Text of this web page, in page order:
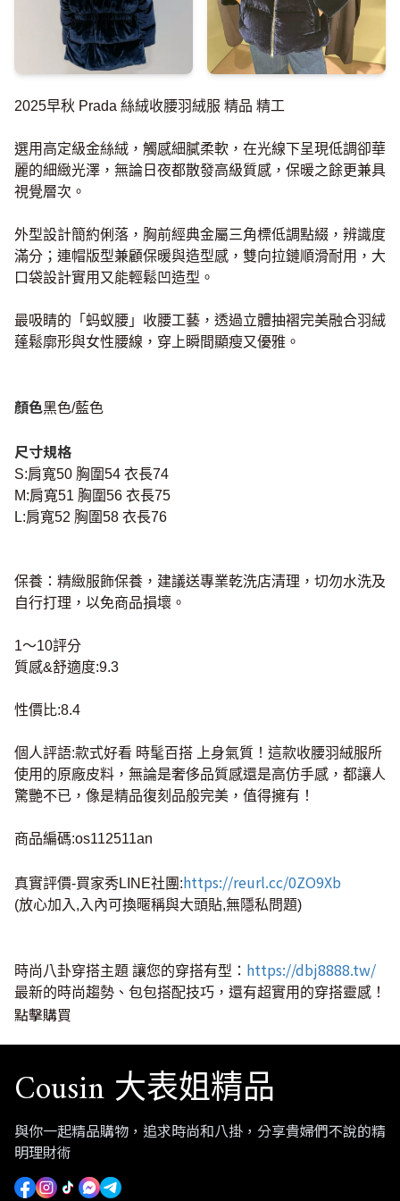
2025早秋 Prada 絲絨收腰羽絨服 精品 精工
選用高定級金絲絨，觸感細膩柔軟，在光線下呈現低調卻華
麗的細緻光澤，無論日夜都散發高級質感，保暖之餘更兼具
視覺層次。
外型設計簡約俐落，胸前經典金屬三角標低調點綴，辨識度
滿分；連帽版型兼顧保暖與造型感，雙向拉鏈順滑耐用，大
口袋設計實用又能輕鬆凹造型。
最吸睛的「蚂蚁腰」收腰工藝，透過立體抽褶完美融合羽絨
蓬鬆廓形與女性腰線，穿上瞬間顯瘦又優雅。
顏色黑色/藍色
尺寸規格
S:肩寬50 胸圍54 衣長74
M:肩寬51 胸圍56 衣長75
L:肩寬52 胸圍58 衣長76
保養：精緻服飾保養，建議送專業乾洗店清理，切勿水洗及
自行打理，以免商品損壞。
1～10評分
質感&舒適度:9.3
性價比:8.4
個人評語:款式好看 時髦百搭 上身氣質！這款收腰羽絨服所
使用的原廠皮料，無論是奢侈品質感還是高仿手感，都讓人
驚艷不已，像是精品復刻品般完美，值得擁有！
商品編碼:os112511an
真實評價-買家秀LINE社團:https://reurl.cc/0ZO9Xb
(放心加入,入內可換暱稱與大頭貼,無隱私問題)
時尚八卦穿搭主題 讓您的穿搭有型： https://dbj8888.tw/
最新的時尚趨勢、包包搭配技巧，還有超實用的穿搭靈感！
點擊購買
Cousin 大表姐精品
與你一起精品購物，追求時尚和八掛，分享貴婦們不說的精
明理財術